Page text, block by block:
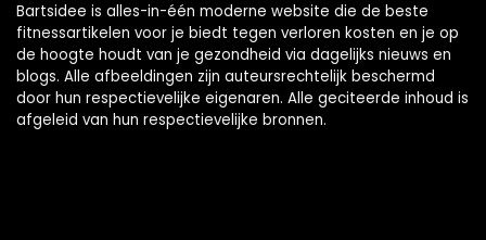
Bartsidee is alles-in-één moderne website die de beste
fitnessartikelen voor je biedt tegen verloren kosten en je op
de hoogte houdt van je gezondheid via dagelijks nieuws en
blogs. Alle afbeeldingen zijn auteursrechtelijk beschermd
door hun respectievelijke eigenaren. Alle geciteerde inhoud is
afgeleid van hun respectievelijke bronnen.